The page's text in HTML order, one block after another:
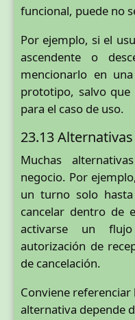
funcional, puede no
Por ejemplo, si el
ascendente o
mencionarlo en
prototipo, salvo
para el caso de uso.
23.13
Muchas
negocio. Por
un turno solo
cancelar dentro de
activarse un
autorización de
de cancelación.
Conviene referenciar
alternativa depende